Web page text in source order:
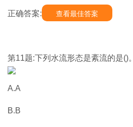
正确答案: 查看最佳答案
第11题:下列水流形态是紊流的是()。
A.A
B.B